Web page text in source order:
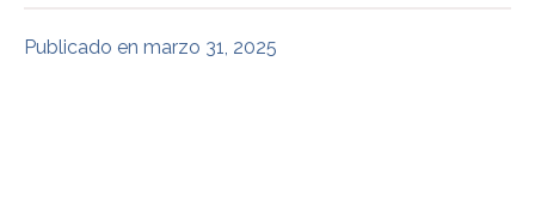
Publicado en marzo 31, 2025